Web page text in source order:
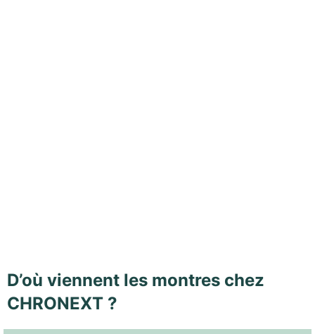
D’où viennent les montres chez
CHRONEXT ?